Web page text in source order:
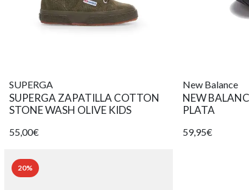
SUPERGA
SUPERGA ZAPATILLA COTTON
STONE WASH OLIVE KIDS
55,00€
New Balance
NEW
PLATA
59,95€
20%